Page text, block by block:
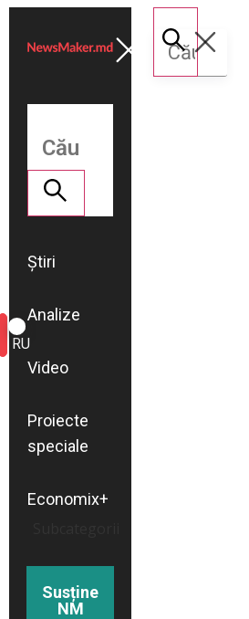
ROMÂNĂ
RU
Știri
Analize
Video
Proiecte
speciale
Economix+
Susține
NM